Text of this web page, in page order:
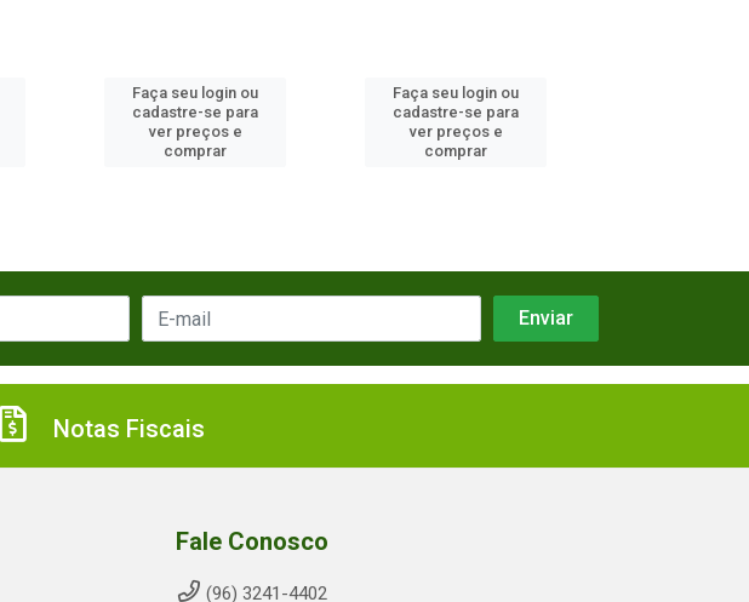
Faça seu login ou
cadastre-se para
ver preços e
comprar
Faça seu login ou
cadastre-se para
ver preços e
comprar
Notas Fiscais
Fale Conosco
(96) 3241-4402